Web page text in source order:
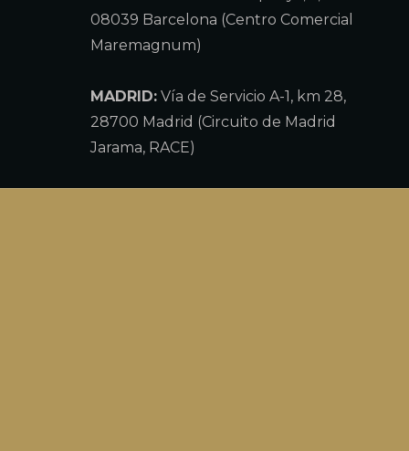
08039 Barcelona (Centro Comercial
Maremagnum)
MADRID: Vía de Servicio A-1, km 28,
28700 Madrid (Circuito de Madrid
Jarama, RACE)